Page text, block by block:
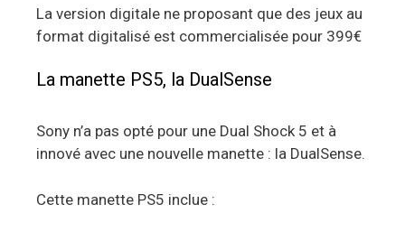
La version digitale ne proposant que des jeux au
format digitalisé est commercialisée pour 399€
La manette PS5, la DualSense
Sony n’a pas opté pour une Dual Shock 5 et à
innové avec une nouvelle manette : la DualSense.
Cette manette PS5 inclue :